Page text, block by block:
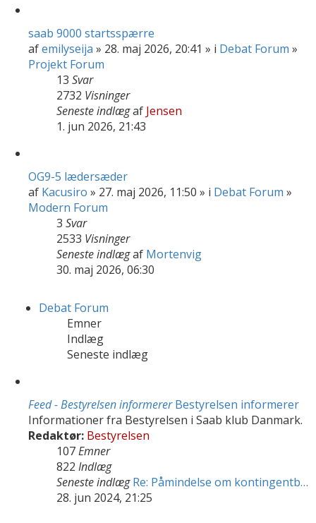
saab 9000 startsspærre
afemilyseija » 28. maj 2026, 20:41 » i Debat Forum »
Projekt Forum
13 Svar
2732 Visninger
Seneste indlægaf Jensen
1. jun 2026, 21:43
OG9-5 lædersæder
af Kacusiro » 27. maj 2026, 11:50 » i Debat Forum »
Modern Forum
3 Svar
2533 Visninger
Seneste indlægaf Mortenvig
30. maj 2026, 06:30
Debat Forum
Emner
Indlæg
Seneste indlæg
Feed - Bestyrelsen informerer Bestyrelsen informerer
Informationer fra Bestyrelsen i Saab klub Danmark.
Redaktør: Bestyrelsen
107Emner
822 Indlæg
Seneste indlæg Re: Påmindelse om kontingentb…
28. jun 2024, 21:25